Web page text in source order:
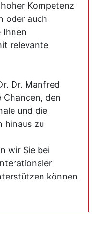
Kompetenz
oder auch
Ihnen
relevante
Dr. Manfred
Chancen, den
und die
hinaus zu
wir Sie bei
können.